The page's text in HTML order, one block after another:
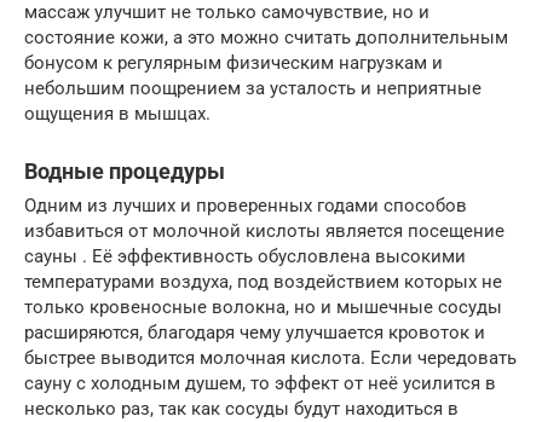
массаж улучшит не только самочувствие, но и
состояние кожи, а это можно считать дополнительным
бонусом к регулярным физическим нагрузкам и
небольшим поощрением за усталость и неприятные
ощущения в мышцах.
Водные процедуры
Одним из лучших и проверенных годами способов
избавиться от молочной кислоты является посещение
сауны . Её эффективность обусловлена высокими
температурами воздуха, под воздействием которых не
только кровеносные волокна, но и мышечные сосуды
расширяются, благодаря чему улучшается кровоток и
быстрее выводится молочная кислота. Если чередовать
сауну с холодным душем, то эффект от неё усилится в
несколько раз, так как сосуды будут находиться в